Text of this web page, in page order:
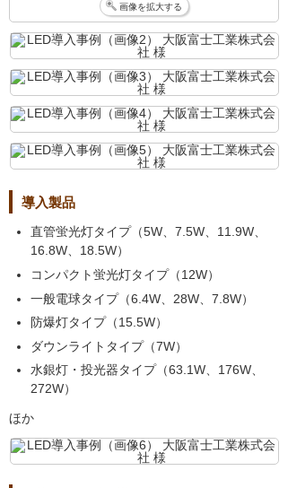
画像を拡大する
導入製品
直管蛍光灯タイプ（5W、7.5W、11.9W、
16.8W、18.5W）
コンパクト蛍光灯タイプ（12W）
一般電球タイプ（6.4W、28W、7.8W）
防爆灯タイプ（15.5W）
ダウンライトタイプ（7W）
水銀灯・投光器タイプ（63.1W、176W、
272W）
ほか